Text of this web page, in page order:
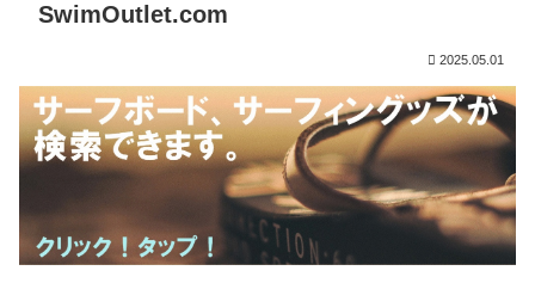
SwimOutlet.com
2025.05.01